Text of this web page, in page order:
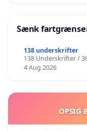
Sænk
138 underskrifter
138 Underskrifter /
4 Aug 2026
OPSIG